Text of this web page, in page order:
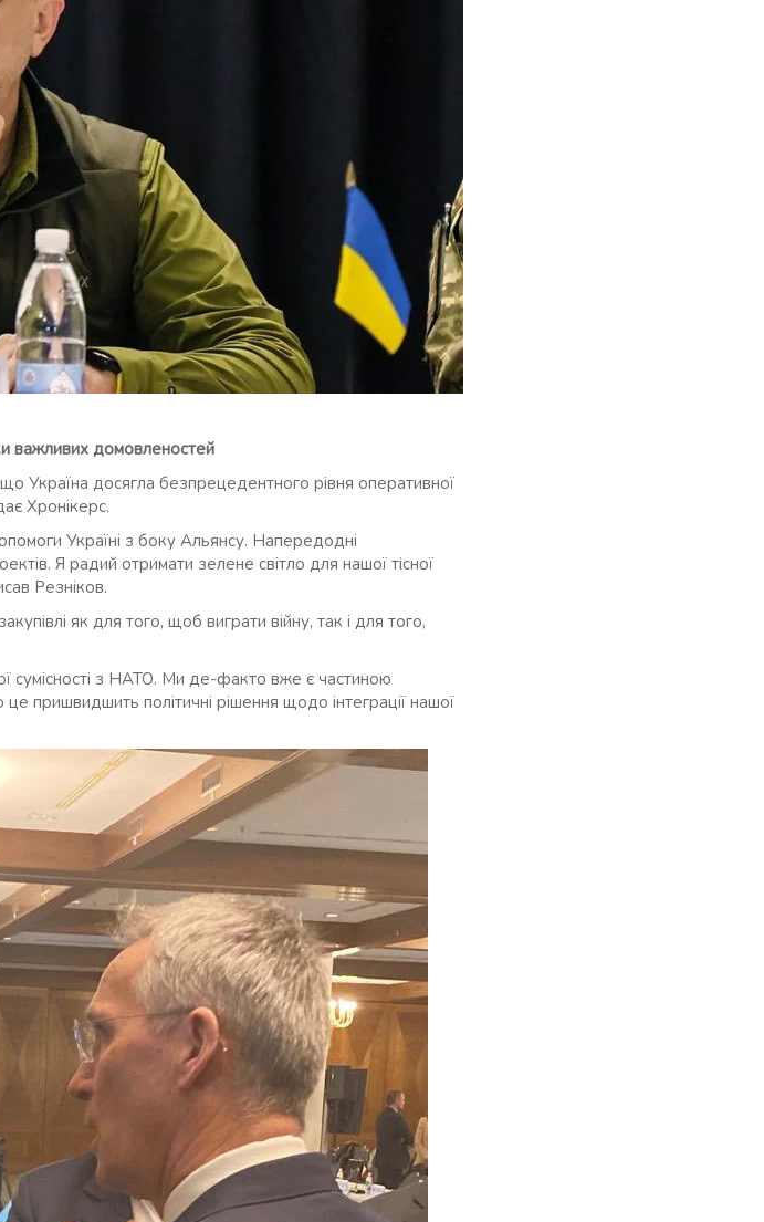
важливих домовленостей
Україна досягла безпрецедентного рівня оперативної
Хронікерс.
Україні з боку Альянсу. Напередодні
Я радий отримати зелене світло для нашої тісної
Резніков.
як для того, щоб виграти війну, так і для того,
сумісності з НАТО. Ми де-факто вже є частиною
пришвидшить політичні рішення щодо інтеграції нашої